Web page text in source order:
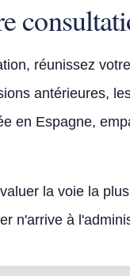
réunissez
antérieures,
en Espagne,
la voie la
n'arrive à